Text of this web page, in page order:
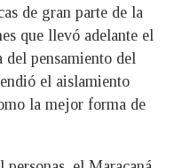
de gran parte de la
que llevó adelante el
pensamiento del
el aislamiento
la mejor forma de